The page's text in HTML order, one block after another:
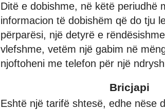
Ditë e dobishme, në këtë periudhë
informacion të dobishëm që do tju
përparësi, një detyrë e
vlefshme, vetëm një gabim në
njoftoheni me telefon për një
Bricjapi
Eshtë një tarifë shtesë, edhe nëse